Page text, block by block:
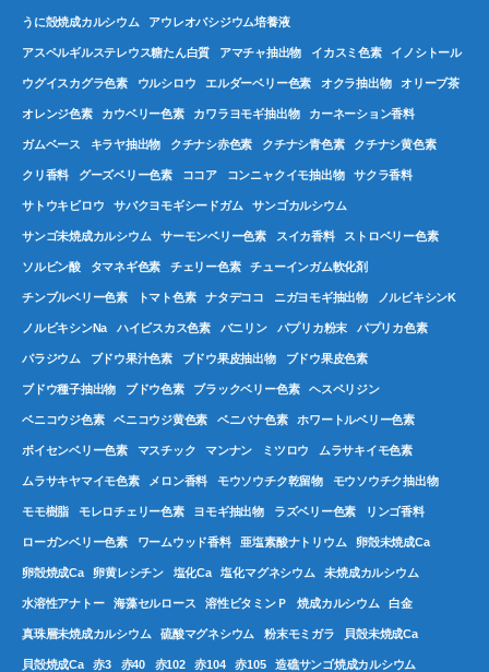
うに殻焼成カルシウム アウレオバシジウム培養液
アスペルギルステレウス糖たん白質 アマチャ抽出物 イカスミ色素 イノシトール
ウグイスカグラ色素 ウルシロウ エルダーベリー色素 オクラ抽出物 オリーブ茶
オレンジ色素 カウベリー色素 カワラヨモギ抽出物 カーネーション香料
ガムベース キラヤ抽出物 クチナシ赤色素 クチナシ青色素 クチナシ黄色素
クリ香料 グーズベリー色素 ココア コンニャクイモ抽出物 サクラ香料
サトウキビロウ サバクヨモギシードガム サンゴカルシウム
サンゴ未焼成カルシウム サーモンベリー色素 スイカ香料 ストロベリー色素
ソルビン酸 タマネギ色素 チェリー色素 チューインガム軟化剤
チンブルベリー色素 トマト色素 ナタデココ ニガヨモギ抽出物 ノルビキシンK
ノルビキシンNa ハイビスカス色素 バニリン パプリカ粉末 パプリカ色素
パラジウム ブドウ果汁色素 ブドウ果皮抽出物 ブドウ果皮色素
ブドウ種子抽出物 ブドウ色素 ブラックベリー色素 ヘスペリジン
ベニコウジ色素 ベニコウジ黄色素 ベニバナ色素 ホワートルベリー色素
ボイセンベリー色素 マスチック マンナン ミツロウ ムラサキイモ色素
ムラサキヤマイモ色素 メロン香料 モウソウチク乾留物 モウソウチク抽出物
モモ樹脂 モレロチェリー色素 ヨモギ抽出物 ラズベリー色素 リンゴ香料
ローガンベリー色素 ワームウッド香料 亜塩素酸ナトリウム 卵殻未焼成Ca
卵殻焼成Ca 卵黄レシチン 塩化Ca 塩化マグネシウム 未焼成カルシウム
水溶性アナトー 海藻セルロース 溶性ビタミンＰ 焼成カルシウム 白金
真珠層未焼成カルシウム 硫酸マグネシウム 粉末モミガラ 貝殻未焼成Ca
貝殻焼成Ca 赤3 赤40 赤102 赤104 赤105 造礁サンゴ焼成カルシウム